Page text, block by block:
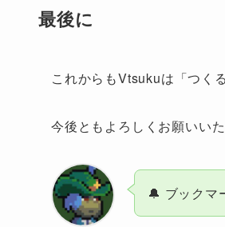
最後に
これからもVtsukuは「つく
今後ともよろしくお願いいた
🔔 ブックマ